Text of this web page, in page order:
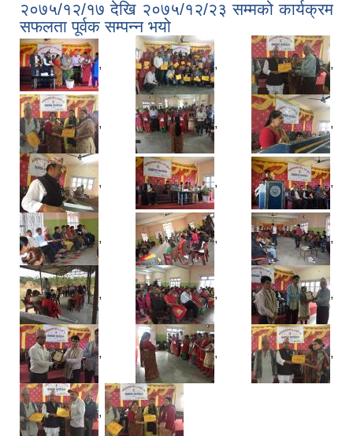
२०७५/१२/१७ देखि २०७५/१२/२३ सम्मको कार्यक्रम
सफलता पूर्वक सम्पन्न भयो
, , ,
, , ,
, , ,
, , ,
, , ,
, , ,
,